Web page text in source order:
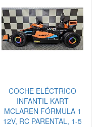
COCHE ELÉCTRICO
INFANTIL KART
MCLAREN FÓRMULA 1
12V, RC PARENTAL, 1-5